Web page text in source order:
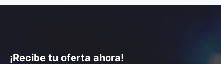
¡Recibe tu oferta ahora!